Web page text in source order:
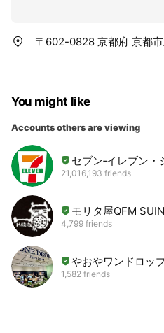
〒602-0828 京都府 京都
You might like
Accounts others are viewing
セブン‐イレブン・
21,016,193 friends
モリタ屋QFM
4,799 friends
やおやワンドロッ
1,582 friends